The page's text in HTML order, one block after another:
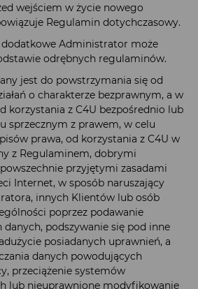
wejściem w życie nowego
Regulamin dotychczasowy.
dodatkowe Administrator może
odrębnych regulaminów.
jest do powstrzymania się od
o charakterze bezprawnym, a w
korzystania z C4U bezpośrednio lub
sprzecznym z prawem, w celu
prawa, od korzystania z C4U w
z Regulaminem, dobrymi
przyjętymi zasadami
Internet, w sposób naruszający
innych Klientów lub osób
poprzez podawanie
podszywanie się pod inne
posiadanych uprawnień, a
danych powodujących
przeciążenie systemów
lub nieuprawnione modyfikowanie